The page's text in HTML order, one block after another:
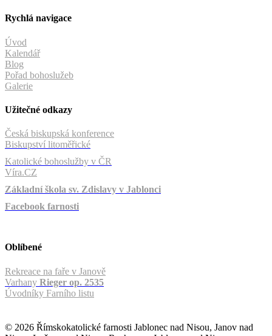
Rychlá navigace
Úvod
Kalendář
Blog
Pořad bohoslužeb
Galerie
Užitečné odkazy
Česká biskupská konference
Biskupství litoměřické
Katolické bohoslužby v ČR
Víra.CZ
Základní škola sv. Zdislavy v Jablonci
Facebook farnosti
Oblíbené
Rekreace na faře v Janově
Varhany Rieger op. 2535
Úvodníky Farního listu
© 2026 Římskokatolické farnosti Jablonec nad Nisou, Janov nad